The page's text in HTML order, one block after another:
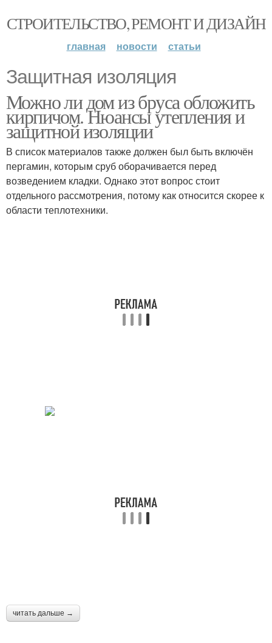
СТРОИТЕЛЬСТВО, РЕМОНТ И ДИЗАЙН
главная новости статьи
Защитная изоляция
Можно ли дом из бруса обложить
кирпичом. Нюансы утепления и
защитной изоляции
В список материалов также должен был быть включён
пергамин, которым сруб оборачивается перед
возведением кладки. Однако этот вопрос стоит
отдельного рассмотрения, потому как относится скорее к
области теплотехники.
читать дальше →